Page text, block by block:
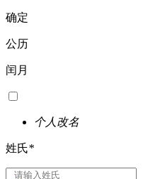
确定
公历
闰月
个人改名
姓氏*